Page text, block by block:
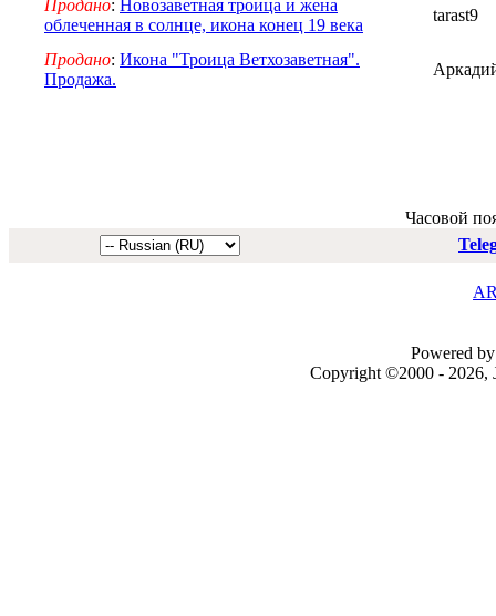
Продано: Новозаветная троица и жена
облеченная в солнце, икона конец 19 века
tarast9
Продано: Икона "Троица Ветхозаветная".
Продажа.
Часовой
Powered
Copyright ©2000 - 2026,